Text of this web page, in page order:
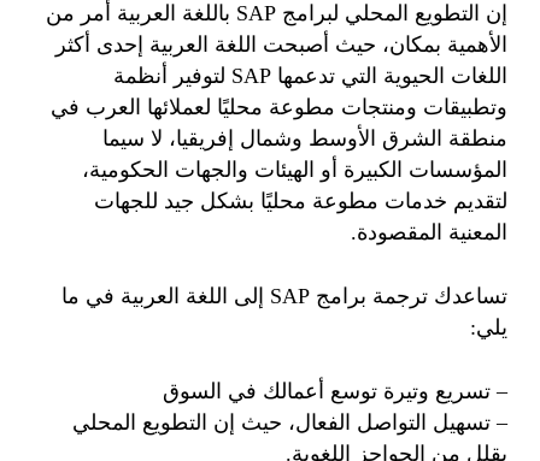
إن التطويع المحلي لبرامج SAP باللغة العربية أمر من
الأهمية بمكان، حيث أصبحت اللغة العربية إحدى أكثر
اللغات الحيوية التي تدعمها SAP لتوفير أنظمة
وتطبيقات ومنتجات مطوعة محليًا لعملائها العرب في
منطقة الشرق الأوسط وشمال إفريقيا، لا سيما
المؤسسات الكبيرة أو الهيئات والجهات الحكومية،
لتقديم خدمات مطوعة محليًا بشكل جيد للجهات
المعنية المقصودة.
تساعدك ترجمة برامج SAP إلى اللغة العربية في ما
يلي:
– تسريع وتيرة توسع أعمالك في السوق
– تسهيل التواصل الفعال، حيث إن التطويع المحلي
يقلل من الحواجز اللغوية.